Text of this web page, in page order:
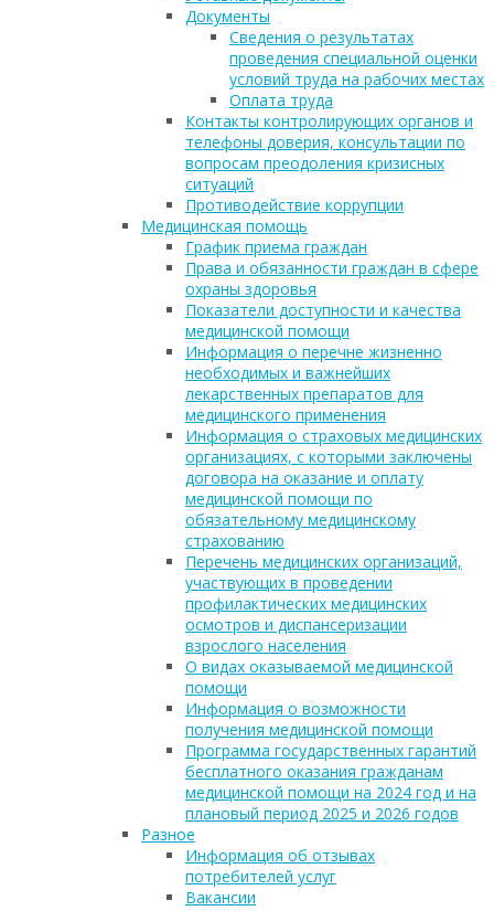
Документы
Сведения о результатах
проведения специальной оценки
условий труда на рабочих местах
Оплата труда
Контакты контролирующих органов и
телефоны доверия, консультации по
вопросам преодоления кризисных
ситуаций
Противодействие коррупции
Медицинская помощь
График приема граждан
Права и обязанности граждан в сфере
охраны здоровья
Показатели доступности и качества
медицинской помощи
Информация о перечне жизненно
необходимых и важнейших
лекарственных препаратов для
медицинского применения
Информация о страховых медицинских
организациях, с которыми заключены
договора на оказание и оплату
медицинской помощи по
обязательному медицинскому
страхованию
Перечень медицинских организаций,
участвующих в проведении
профилактических медицинских
осмотров и диспансеризации
взрослого населения
О видах оказываемой медицинской
помощи
Информация о возможности
получения медицинской помощи
Программа государственных гарантий
бесплатного оказания гражданам
медицинской помощи на 2024 год и на
плановый период 2025 и 2026 годов
Разное
Информация об отзывах
потребителей услуг
Вакансии